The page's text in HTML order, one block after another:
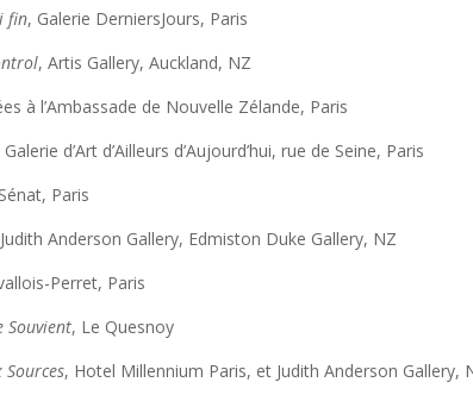
fin, Galerie DerniersJours, Paris
, Artis Gallery, Auckland, NZ
à l’Ambassade de Nouvelle Zélande, Paris
Galerie d’Art d’Ailleurs d’Aujourd’hui, rue de Seine, Paris
Paris
Anderson Gallery, Edmiston Duke Gallery, NZ
Perret, Paris
Souvient, Le Quesnoy
Sources, Hotel Millennium Paris, et Judith Anderson Gallery,